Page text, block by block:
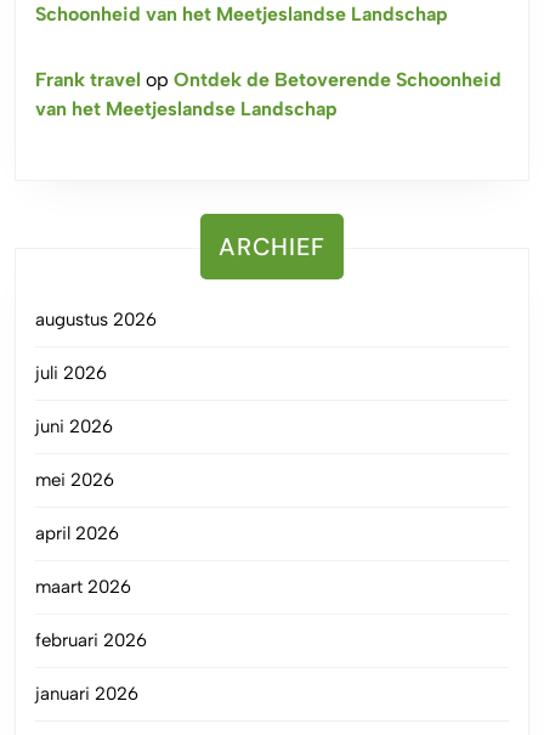
Schoonheid van het Meetjeslandse Landschap
Frank travel op Ontdek de Betoverende Schoonheid
van het Meetjeslandse Landschap
ARCHIEF
augustus 2026
juli 2026
juni 2026
mei 2026
april 2026
maart 2026
februari 2026
januari 2026